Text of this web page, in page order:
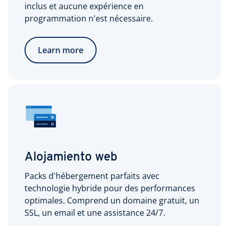
inclus et aucune expérience en
programmation n'est nécessaire.
Learn more
Alojamiento web
Packs d'hébergement parfaits avec
technologie hybride pour des performances
optimales. Comprend un domaine gratuit, un
SSL, un email et une assistance 24/7.